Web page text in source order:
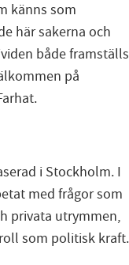
känns som
här sakerna och
både framställs
på
i Stockholm. I
med frågor som
privata utrymmen,
som politisk kraft.